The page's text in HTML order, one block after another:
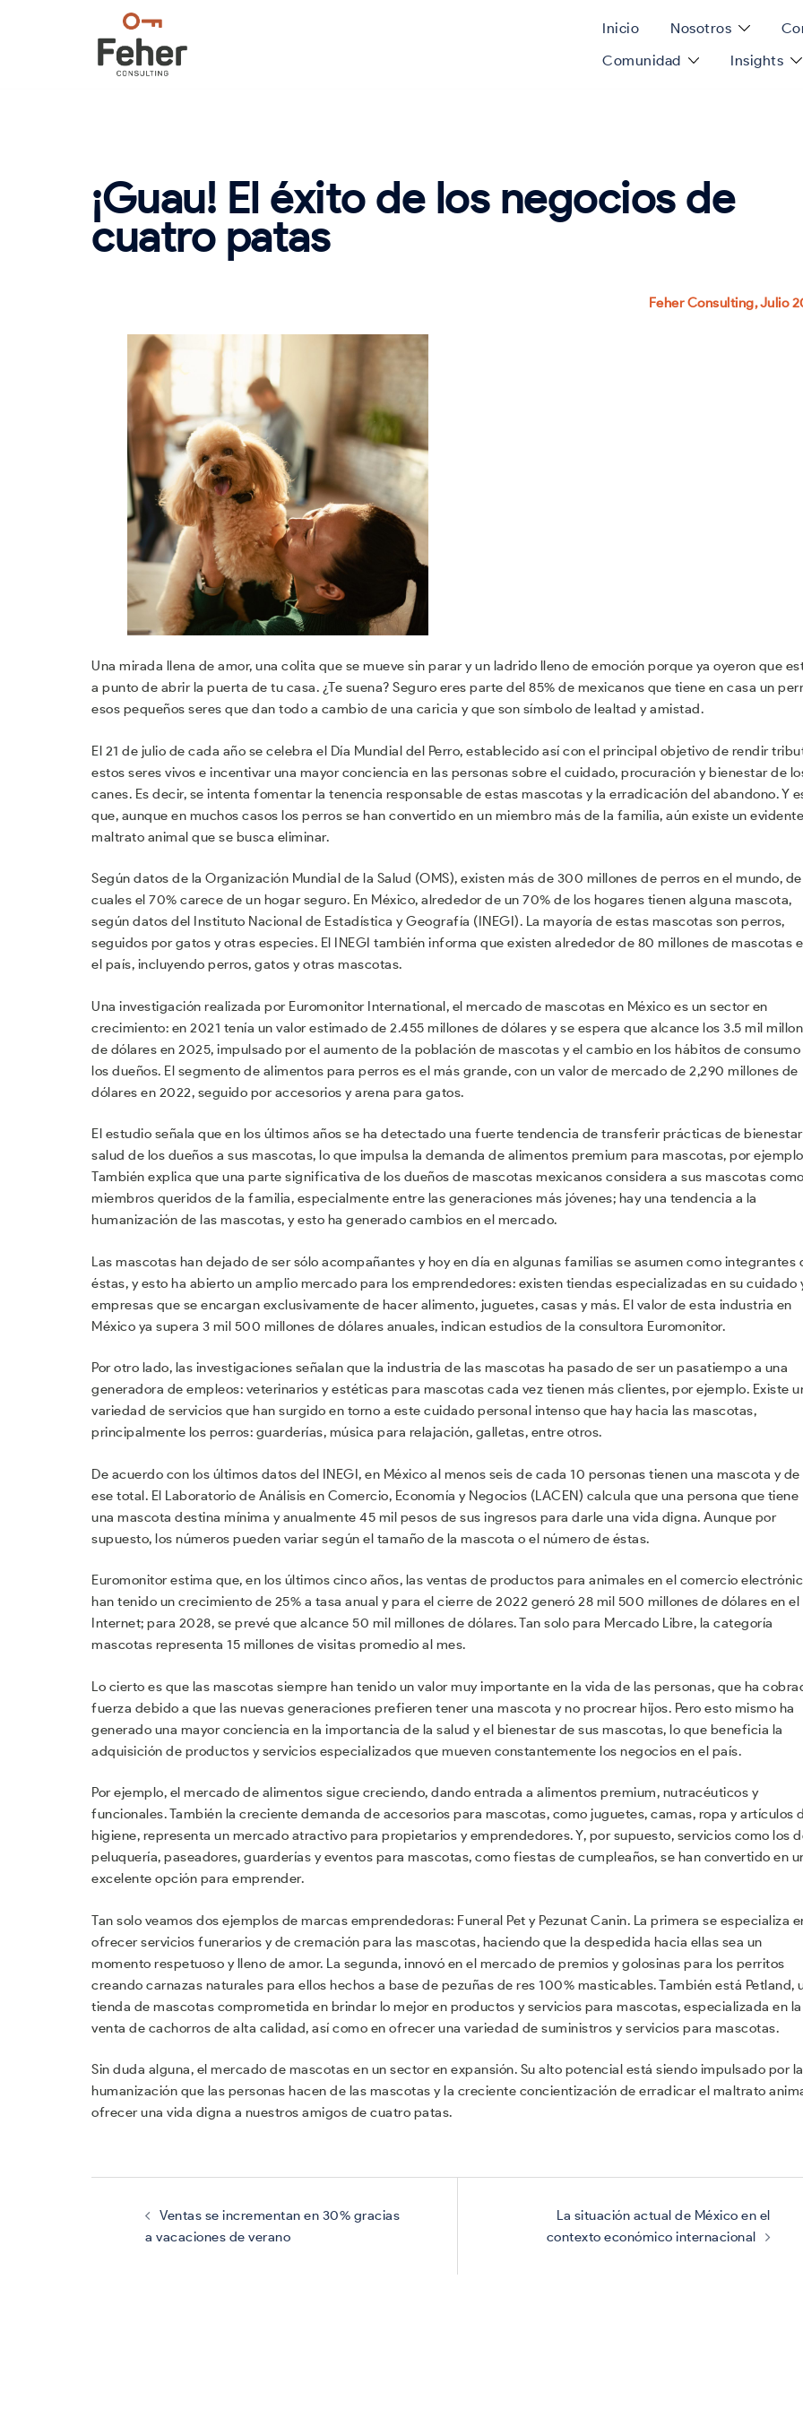
Inicio Nosotros
Comunidad
Insights
¡Guau! El éxito de los negocios de
cuatro patas
Feher Consulting, Julio
Una mirada llena de amor, una colita que se mueve sin parar y un ladrido lleno de emoción porque ya oyeron que
a punto de abrir la puerta de tu casa. ¿Te suena? Seguro eres parte del 85% de mexicanos que tiene en casa un
esos pequeños seres que dan todo a cambio de una caricia y que son símbolo de lealtad y amistad.
El 21 de julio de cada año se celebra el Día Mundial del Perro, establecido así con el principal objetivo de rendir
estos seres vivos e incentivar una mayor conciencia en las personas sobre el cuidado, procuración y bienestar de
canes. Es decir, se intenta fomentar la tenencia responsable de estas mascotas y la erradicación del abandono. Y
que, aunque en muchos casos los perros se han convertido en un miembro más de la familia, aún existe un evidente
maltrato animal que se busca eliminar.
Según datos de la Organización Mundial de la Salud (OMS), existen más de 300 millones de perros en el mundo,
cuales el 70% carece de un hogar seguro. En México, alrededor de un 70% de los hogares tienen alguna mascota,
según datos del Instituto Nacional de Estadística y Geografía (INEGI). La mayoría de estas mascotas son perros,
seguidos por gatos y otras especies. El INEGI también informa que existen alrededor de 80 millones de mascotas
el país, incluyendo perros, gatos y otras mascotas.
Una investigación realizada por Euromonitor International, el mercado de mascotas en México es un sector en
crecimiento: en 2021 tenía un valor estimado de 2.455 millones de dólares y se espera que alcance los 3.5 mil
de dólares en 2025, impulsado por el aumento de la población de mascotas y el cambio en los hábitos de consumo
los dueños. El segmento de alimentos para perros es el más grande, con un valor de mercado de 2,290 millones de
dólares en 2022, seguido por accesorios y arena para gatos.
El estudio señala que en los últimos años se ha detectado una fuerte tendencia de transferir prácticas de
salud de los dueños a sus mascotas, lo que impulsa la demanda de alimentos premium para mascotas, por
También explica que una parte significativa de los dueños de mascotas mexicanos considera a sus mascotas como
miembros queridos de la familia, especialmente entre las generaciones más jóvenes; hay una tendencia a la
humanización de las mascotas, y esto ha generado cambios en el mercado.
Las mascotas han dejado de ser sólo acompañantes y hoy en día en algunas familias se asumen como integrantes
éstas, y esto ha abierto un amplio mercado para los emprendedores: existen tiendas especializadas en su cuidado
empresas que se encargan exclusivamente de hacer alimento, juguetes, casas y más. El valor de esta industria en
México ya supera 3 mil 500 millones de dólares anuales, indican estudios de la consultora Euromonitor.
Por otro lado, las investigaciones señalan que la industria de las mascotas ha pasado de ser un pasatiempo a una
generadora de empleos: veterinarios y estéticas para mascotas cada vez tienen más clientes, por ejemplo. Existe
variedad de servicios que han surgido en torno a este cuidado personal intenso que hay hacia las mascotas,
principalmente los perros: guarderías, música para relajación, galletas, entre otros.
De acuerdo con los últimos datos del INEGI, en México al menos seis de cada 10 personas tienen una mascota y de
ese total. El Laboratorio de Análisis en Comercio, Economía y Negocios (LACEN) calcula que una persona que tiene
una mascota destina mínima y anualmente 45 mil pesos de sus ingresos para darle una vida digna. Aunque por
supuesto, los números pueden variar según el tamaño de la mascota o el número de éstas.
Euromonitor estima que, en los últimos cinco años, las ventas de productos para animales en el comercio
han tenido un crecimiento de 25% a tasa anual y para el cierre de 2022 generó 28 mil 500 millones de dólares en el
Internet; para 2028, se prevé que alcance 50 mil millones de dólares. Tan solo para Mercado Libre, la categoría
mascotas representa 15 millones de visitas promedio al mes.
Lo cierto es que las mascotas siempre han tenido un valor muy importante en la vida de las personas, que ha
fuerza debido a que las nuevas generaciones prefieren tener una mascota y no procrear hijos. Pero esto mismo ha
generado una mayor conciencia en la importancia de la salud y el bienestar de sus mascotas, lo que beneficia la
adquisición de productos y servicios especializados que mueven constantemente los negocios en el país.
Por ejemplo, el mercado de alimentos sigue creciendo, dando entrada a alimentos premium, nutracéuticos y
funcionales. También la creciente demanda de accesorios para mascotas, como juguetes, camas, ropa y artículos
higiene, representa un mercado atractivo para propietarios y emprendedores. Y, por supuesto, servicios como los
peluquería, paseadores, guarderías y eventos para mascotas, como fiestas de cumpleaños, se han convertido en
excelente opción para emprender.
Tan solo veamos dos ejemplos de marcas emprendedoras: Funeral Pet y Pezunat Canin. La primera se especializa
ofrecer servicios funerarios y de cremación para las mascotas, haciendo que la despedida hacia ellas sea un
momento respetuoso y lleno de amor. La segunda, innovó en el mercado de premios y golosinas para los perritos
creando carnazas naturales para ellos hechos a base de pezuñas de res 100% masticables. También está Petland,
tienda de mascotas comprometida en brindar lo mejor en productos y servicios para mascotas, especializada en la
venta de cachorros de alta calidad, así como en ofrecer una variedad de suministros y servicios para mascotas.
Sin duda alguna, el mercado de mascotas en un sector en expansión. Su alto potencial está siendo impulsado por la
humanización que las personas hacen de las mascotas y la creciente concientización de erradicar el maltrato
ofrecer una vida digna a nuestros amigos de cuatro patas.
Navegación
entradasVentas se incrementan en 30% gracias
a vacaciones de verano
La situación actual de México en el
contexto económico internacional